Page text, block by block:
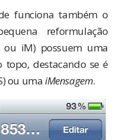
funciona também o
reformulação
ou iM) possuem uma
destacando se é
ou umaiMensagem.